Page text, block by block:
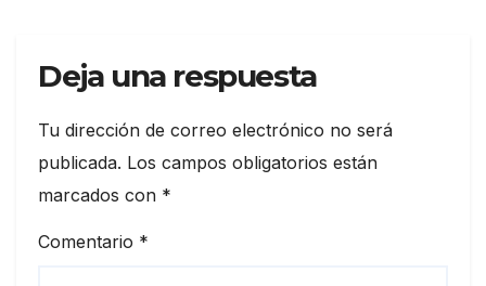
Deja una respuesta
Tu dirección de correo electrónico no será
publicada. Los campos obligatorios están
marcados con *
Comentario *